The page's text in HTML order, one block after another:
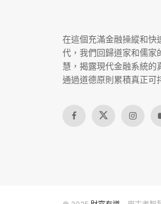
在這個充滿金融操縱和快
代，我們回歸道家和儒家
慧，揭露現代金融系統的
通過道德原則累積真正可